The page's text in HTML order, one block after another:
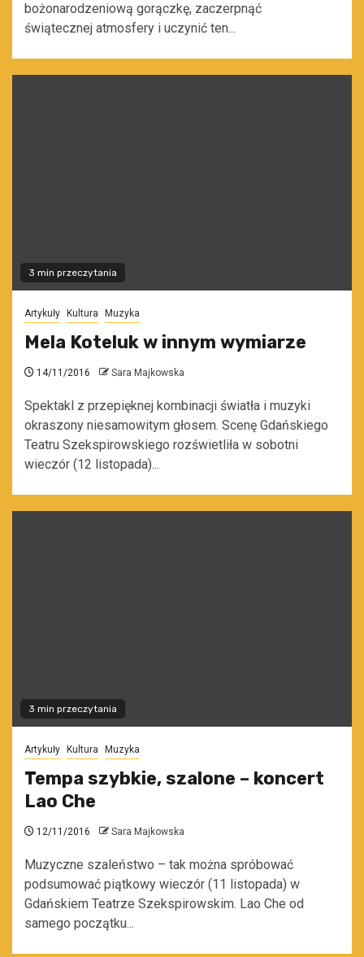
bożonarodzeniową gorączkę, zaczerpnąć
świątecznej atmosfery i uczynić ten...
3 min przeczytania
Artykuły Kultura Muzyka
Mela Koteluk w innym wymiarze
14/11/2016 Sara Majkowska
Spektakl z przepięknej kombinacji światła i muzyki
okraszony niesamowitym głosem. Scenę Gdańskiego
Teatru Szekspirowskiego rozświetliła w sobotni
wieczór (12 listopada)...
3 min przeczytania
Artykuły Kultura Muzyka
Tempa szybkie, szalone – koncert
Lao Che
12/11/2016 Sara Majkowska
Muzyczne szaleństwo – tak można spróbować
podsumować piątkowy wieczór (11 listopada) w
Gdańskiem Teatrze Szekspirowskim. Lao Che od
samego początku...